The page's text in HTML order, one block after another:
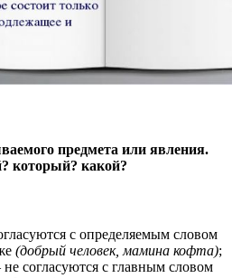
предмета или явления.
который? какой?
с определяемым словом
(добрый человек, мамина кофта);
согласуются с главным словом